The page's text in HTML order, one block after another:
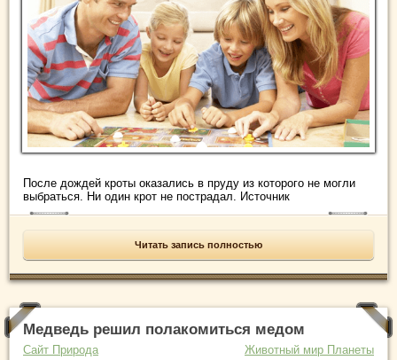
После дождей кроты оказались в пруду из которого не могли
выбраться. Ни один крот не пострадал. Источник
Читать запись полностью
Медведь решил полакомиться медом
Сайт Природа Животный мир Планеты